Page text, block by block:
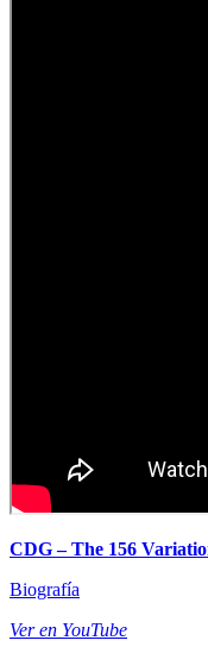
CDG – The 156
Biografía
Ver en YouTube